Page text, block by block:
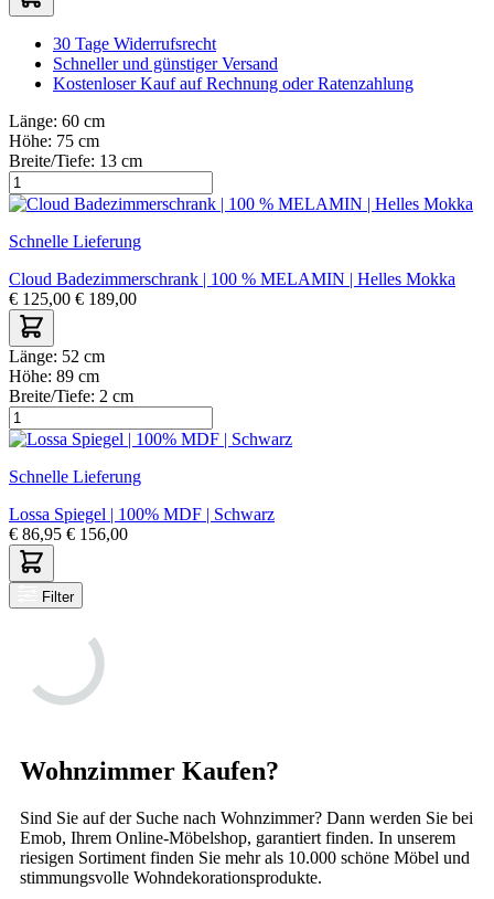
30 Tage Widerrufsrecht
Schneller und günstiger Versand
Kostenloser Kauf auf Rechnung oder Ratenzahlung
Länge: 60 cm
Höhe: 75 cm
Breite/Tiefe: 13 cm
Schnelle Lieferung
Cloud Badezimmerschrank | 100 % MELAMIN | Helles Mokka
€ 125,00 € 189,00
Länge: 52 cm
Höhe: 89 cm
Breite/Tiefe: 2 cm
Schnelle Lieferung
Lossa Spiegel | 100% MDF | Schwarz
€ 86,95 € 156,00
Filter
Wohnzimmer Kaufen?
Sind Sie auf der Suche nach Wohnzimmer? Dann werden Sie bei
Emob, Ihrem Online-Möbelshop, garantiert finden. In unserem
riesigen Sortiment finden Sie mehr als 10.000 schöne Möbel und
stimmungsvolle Wohndekorationsprodukte.